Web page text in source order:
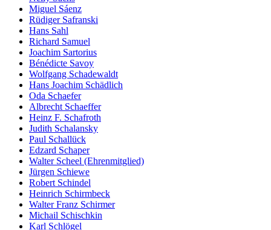
Miguel Sáenz
Rüdiger Safranski
Hans Sahl
Richard Samuel
Joachim Sartorius
Bénédicte Savoy
Wolfgang Schadewaldt
Hans Joachim Schädlich
Oda Schaefer
Albrecht Schaeffer
Heinz F. Schafroth
Judith Schalansky
Paul Schallück
Edzard Schaper
Walter Scheel (Ehrenmitglied)
Jürgen Schiewe
Robert Schindel
Heinrich Schirmbeck
Walter Franz Schirmer
Michail Schischkin
Karl Schlögel